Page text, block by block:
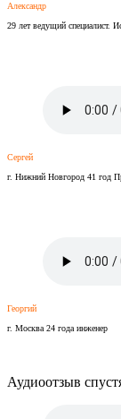
Александр
29 лет ведущий специалист.
Сергей
г. Нижний Новгород 41 год
Георгий
г. Москва 24 года инженер
Аудиоотзыв